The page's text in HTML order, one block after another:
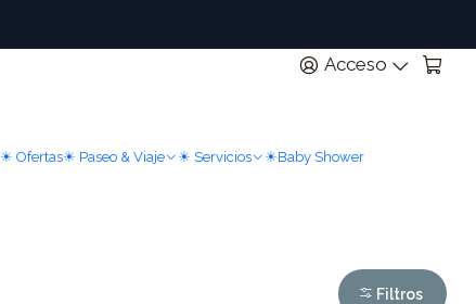
Acceso
☀ Ofertas☀ Paseo & Viaje ☀ Servicios ☀Baby Shower
Filtros